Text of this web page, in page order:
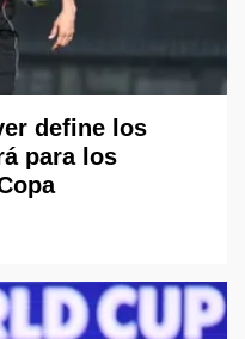
define los
para los